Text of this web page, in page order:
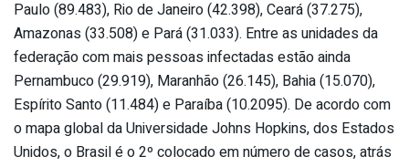
Paulo (89.483), Rio de Janeiro (42.398), Ceará (37.275),
Amazonas (33.508) e Pará (31.033). Entre as unidades da
federação com mais pessoas infectadas estão ainda
Pernambuco (29.919), Maranhão (26.145), Bahia (15.070),
Espírito Santo (11.484) e Paraíba (10.2095). De acordo com
o mapa global da Universidade Johns Hopkins, dos Estados
Unidos, o Brasil é o 2º colocado em número de casos, atrás